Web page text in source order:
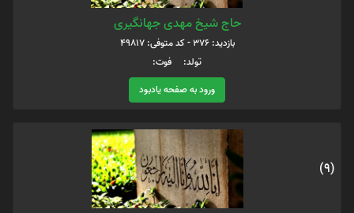
حاج شیخ مهدی جهانگیری
بازدید: 376 - کد متوفی: 49817
تولد: فوت:
ورود به صفحه یادبود
(9)